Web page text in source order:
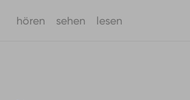
hören sehen lesen